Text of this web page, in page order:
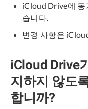
iCloud Drive에 동
습니다.
변경 사항은
iCloud Drive
지하지 않도
합니까?